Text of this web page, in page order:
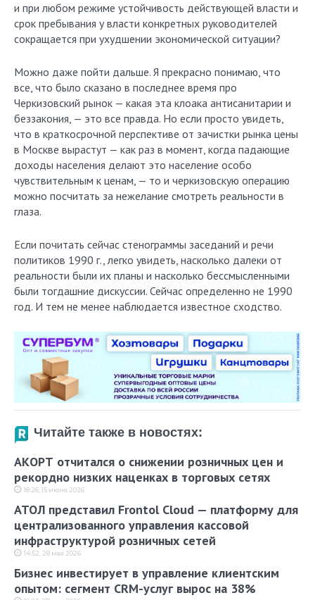
и при любом режиме устойчивость действующей власти и
срок пребывания у власти конкретных руководителей
сокращается при ухудшении экономической ситуации?
Можно даже пойти дальше. Я прекрасно понимаю, что
все, что было сказано в последнее время про
Черкизовский рынок — какая эта клоака антисанитарии и
беззакония, — это все правда. Но если просто увидеть,
что в краткосрочной перспективе от зачистки рынка цены
в Москве вырастут — как раз в момент, когда падающие
доходы населения делают это население особо
чувствительным к ценам, — то и черкизовскую операцию
можно посчитать за нежелание смотреть реальности в
глаза.
Если почитать сейчас стенограммы заседаний и речи
политиков 1990 г., легко увидеть, насколько далеки от
реальности были их планы и насколько бессмысленными
были тогдашние дискуссии. Сейчас определенно не 1990
год. И тем не менее наблюдается известное сходство.
Читайте также в новостях:
АКОРТ отчитался о снижении розничных цен и
рекордно низких наценках в торговых сетях
18:26, 15 июня 2026
АТОЛ представил Frontol Cloud — платформу для
централизованного управления кассовой
инфраструктурой розничных сетей
14:52, 28 мая 2026
Бизнес инвестирует в управление клиентским
опытом: сегмент CRM-услуг вырос на 38%